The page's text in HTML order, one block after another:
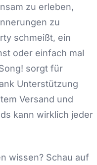
zu erleben,
zu
schmeißt, ein
oder einfach mal
sorgt für
Unterstützung
Versand und
kann wirklich jeder
wissen? Schau auf